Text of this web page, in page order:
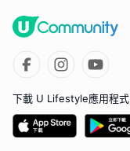
下載 U Lifestyle應用程式